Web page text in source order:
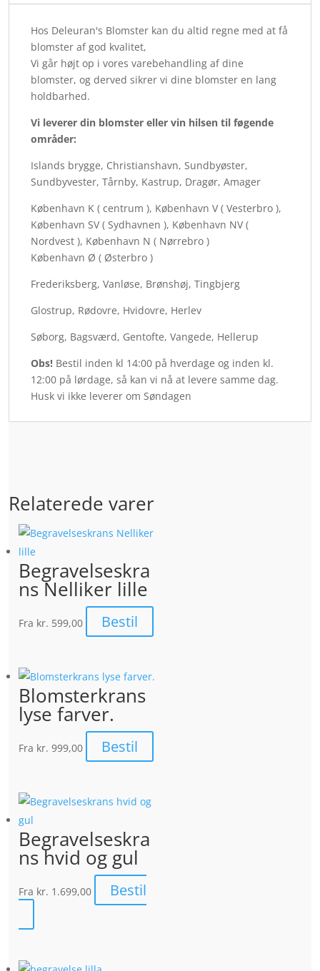
Hos Deleuran's Blomster kan du altid regne med at få
blomster af god kvalitet,
Vi går højt op i vores varebehandling af dine
blomster, og derved sikrer vi dine blomster en lang
holdbarhed.
Vi leverer din blomster eller vin hilsen til føgende
områder:
Islands brygge, Christianshavn, Sundbyøster,
Sundbyvester, Tårnby, Kastrup, Dragør, Amager
København K ( centrum ), København V ( Vesterbro ),
København SV ( Sydhavnen ), København NV (
Nordvest ), København N ( Nørrebro )
København Ø ( Østerbro )
Frederiksberg, Vanløse, Brønshøj, Tingbjerg
Glostrup, Rødovre, Hvidovre, Herlev
Søborg, Bagsværd, Gentofte, Vangede, Hellerup
Obs! Bestil inden kl 14:00 på hverdage og inden kl.
12:00 på lørdage, så kan vi nå at levere samme dag.
Husk vi ikke leverer om Søndagen
Relaterede varer
Begravelseskra
ns Nelliker lille
Fra kr. 599,00 Bestil
Blomsterkrans
lyse farver.
Fra kr. 999,00 Bestil
Begravelseskra
ns hvid og gul
Fra kr. 1.699,00 Bestil